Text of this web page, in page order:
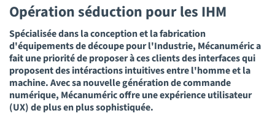
Opération séduction pour les IHM
Spécialisée dans la conception et la fabrication
d'équipements de découpe pour l'Industrie, Mécanuméric a
fait une priorité de proposer à ces clients des interfaces qui
proposent des intéractions intuitives entre l'homme et la
machine. Avec sa nouvelle génération de commande
numérique, Mécanuméric offre une expérience utilisateur
(UX) de plus en plus sophistiquée.